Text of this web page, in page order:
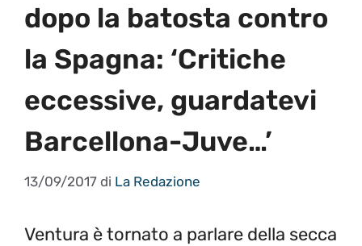
dopo la batosta contro
la Spagna: ‘Critiche
eccessive, guardatevi
Barcellona-Juve…’
13/09/2017 di La Redazione
Ventura è tornato a parlare della secca